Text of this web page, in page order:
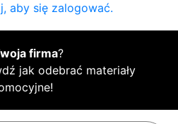
aby się zalogować.
firma?
jak odebrać materiały